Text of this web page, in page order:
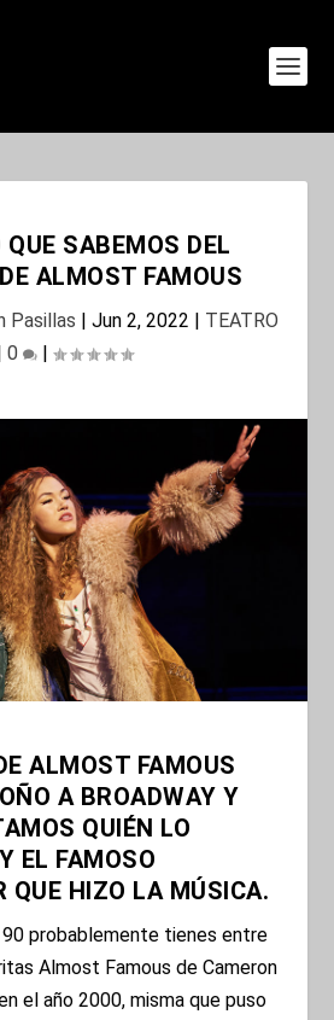
QUE SABEMOS DEL
ALMOST FAMOUS
Pasillas | Jun 2, 2022 | TEATRO
0 |
ALMOST FAMOUS
A BROADWAY Y
QUIÉN LO
EL FAMOSO
QUE HIZO LA MÚSICA.
90 probablemente tienes entre
Almost Famous de Cameron
el año 2000, misma que puso